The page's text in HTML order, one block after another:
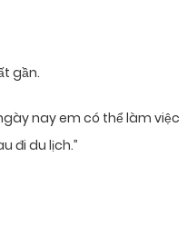
gần.
nay em có thể làm việc
đi du lịch.”